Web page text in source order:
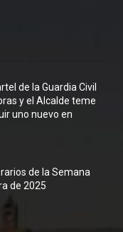
de la Guardia Civil
y el Alcalde teme
uno nuevo en
de la Semana
de 2025